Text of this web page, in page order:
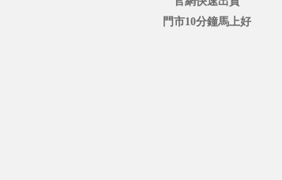
門市10分鐘馬上好